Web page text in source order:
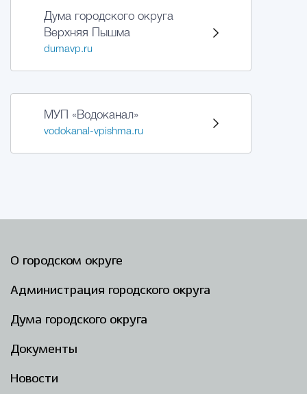
Дума городского округа
Верхняя Пышма
dumavp.ru
МУП «Водоканал»
vodokanal-vpishma.ru
О городском округе
Администрация городского округа
Дума городского округа
Документы
Новости